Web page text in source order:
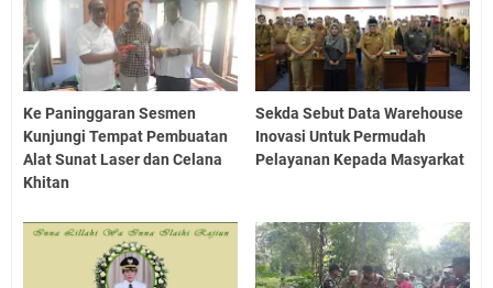
Ke Paninggaran Sesmen
Kunjungi Tempat Pembuatan
Alat Sunat Laser dan Celana
Khitan
Sekda Sebut Data Warehouse
Inovasi Untuk Permudah
Pelayanan Kepada Masyarkat